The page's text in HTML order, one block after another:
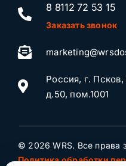
8 8112 72 53 15
Заказать звонок
Россия, г.
д.50, пом.1001
© 2026 WRS. Все права
Политика обработки